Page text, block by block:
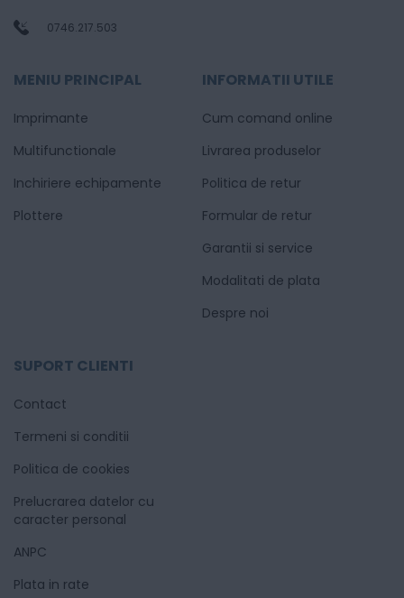
0746.217.503
MENIU PRINCIPAL
Imprimante
Multifunctionale
Inchiriere echipamente
Plottere
INFORMATII UTILE
Cum comand online
Livrarea produselor
Politica de retur
Formular de retur
Garantii si service
Modalitati de plata
Despre noi
SUPORT CLIENTI
Contact
Termeni si conditii
Politica de cookies
Prelucrarea datelor cu
caracter personal
ANPC
Plata in rate